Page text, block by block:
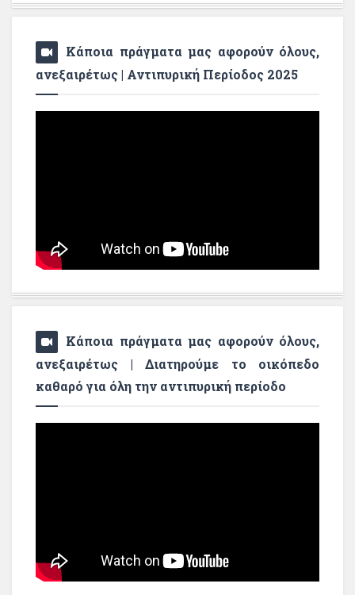
Κάποια πράγματα μας αφορούν όλους,
ανεξαιρέτως | Αντιπυρική Περίοδος 2025
Κάποια πράγματα μας αφορούν όλους,
ανεξαιρέτως | Διατηρούμε το οικόπεδο
καθαρό για όλη την αντιπυρική περίοδο